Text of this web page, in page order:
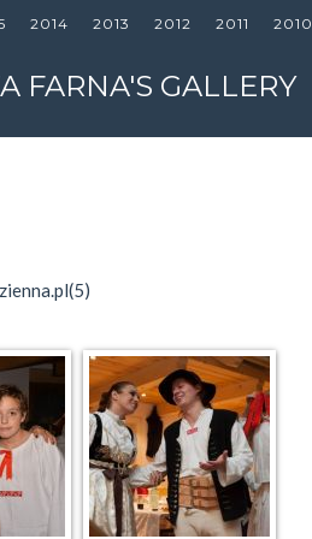
2014 2013 2012 2011 2010
FARNA'S GALLERY